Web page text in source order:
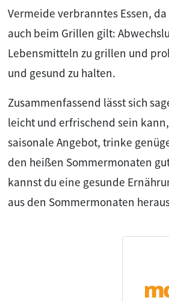
Vermeide verbranntes Essen,
auch beim Grillen gilt:
Lebensmitteln zu grillen und
und gesund zu halten.
Zusammenfassend lässt sich
leicht und erfrischend sein
saisonale Angebot, trinke
den heißen Sommermonaten
kannst du eine gesunde
aus den Sommermonaten